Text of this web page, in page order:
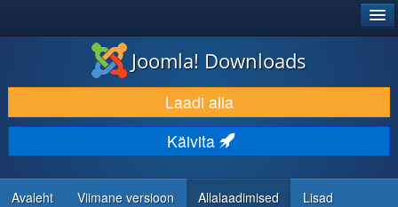
LAADI ALLA JA LAIENDA
AVASTA JA ÕPI
KOGUKOND JA KASUTAJATUGI
RESSURSID ARENDAJATELE
Joomla! Downloads
Laadi alla
Käivita
Avaleht Viimane versioon Allalaadimised Lisad